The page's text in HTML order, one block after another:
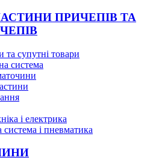
ПРИЧЕПІВ ТА
та супутні товари
система
і електрика
система і пневматика